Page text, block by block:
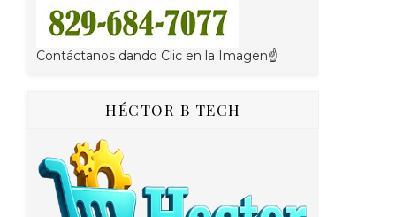
Contáctanos dando Clic en la Imagen☝
HÉCTOR B TECH